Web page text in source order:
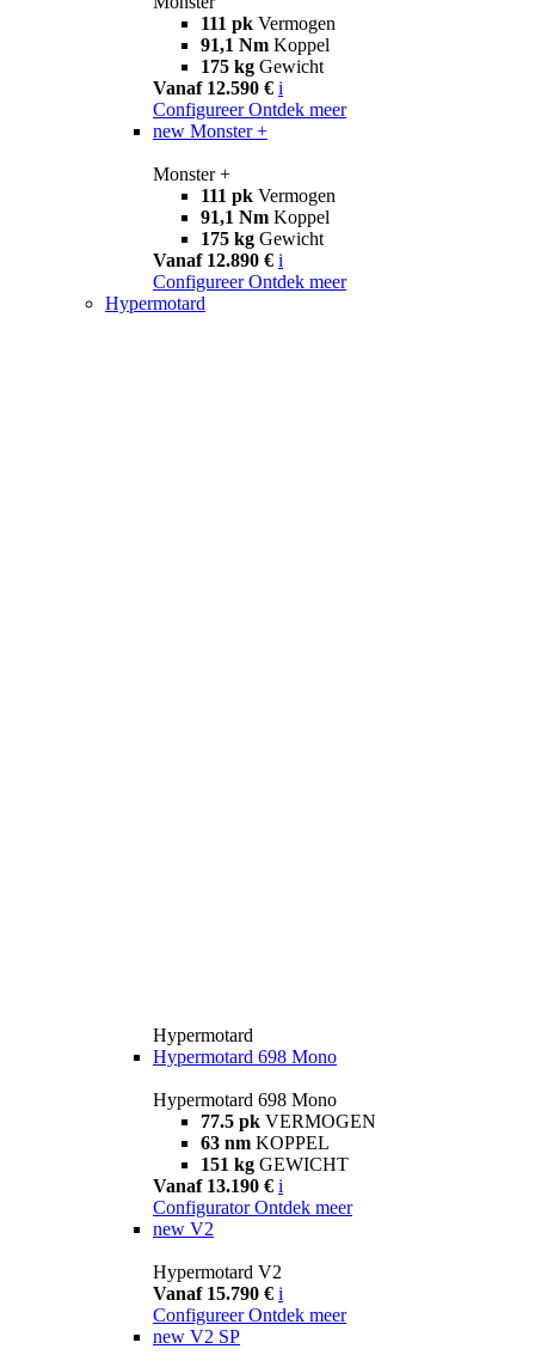
111 pk Vermogen
91,1 Nm Koppel
175 kg Gewicht
Vanaf 12.590 € i
Configureer Ontdek meer
new Monster +
Monster +
111 pk Vermogen
91,1 Nm Koppel
175 kg Gewicht
Vanaf 12.890 € i
Configureer Ontdek meer
Hypermotard
Hypermotard
Hypermotard 698 Mono
Hypermotard 698 Mono
77.5 pk VERMOGEN
63 nm KOPPEL
151 kg GEWICHT
Vanaf 13.190 € i
Configurator Ontdek meer
new V2
Hypermotard V2
Vanaf 15.790 € i
Configureer Ontdek meer
new V2 SP